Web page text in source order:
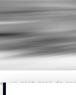
we niet meer de